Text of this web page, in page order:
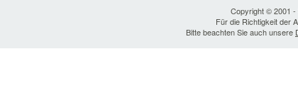
Copyright © 2001 -
Für die Richtigkeit der
Bitte beachten Sie auch unsere